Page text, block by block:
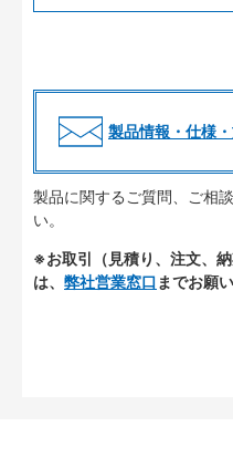
製品情報・仕様
製品に関するご質問、ご相
い。
※お取引（見積り、注文、
は、 弊社営業窓口 までお願